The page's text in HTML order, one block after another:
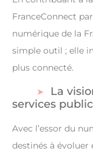
FranceConnect
numérique de la
simple outil ; elle
plus connecté.
La
services
Avec l’essor du
destinés à évoluer